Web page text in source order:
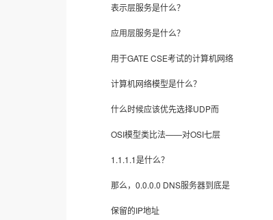
表示层服务是什么？
应用层服务是什么？
用于GATE CSE考试的计算机网络
计算机网络模型是什么？
什么时候应该优先选择UDP而
OSI模型类比法——对OSI七层
1.1.1.1是什么？
那么，0.0.0.0 DNS服务器到底是
保留的IP地址